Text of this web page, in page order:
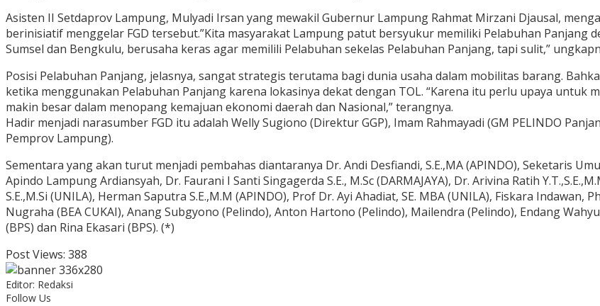
Asisten II Setdaprov Lampung, Mulyadi Irsan yang mewakil Gubernur Lampung Rahmat Mirzani Djausal,
berinisiatif menggelar FGD tersebut.”Kita masyarakat Lampung patut bersyukur memiliki Pelabuhan Panjang
Sumsel dan Bengkulu, berusaha keras agar memilili Pelabuhan sekelas Pelabuhan Panjang, tapi sulit,”
Posisi Pelabuhan Panjang, jelasnya, sangat strategis terutama bagi dunia usaha dalam mobilitas barang.
ketika menggunakan Pelabuhan Panjang karena lokasinya dekat dengan TOL. “Karena itu perlu upaya
makin besar dalam menopang kemajuan ekonomi daerah dan Nasional,” terangnya.
Hadir menjadi narasumber FGD itu adalah Welly Sugiono (Direktur GGP), Imam Rahmayadi (GM PELINDO
Pemprov Lampung).
Sementara yang akan turut menjadi pembahas diantaranya Dr. Andi Desfiandi, S.E.,MA (APINDO), Seketaris
Apindo Lampung Ardiansyah, Dr. Faurani I Santi Singagerda S.E., M.Sc (DARMAJAYA), Dr. Arivina Ratih
S.E.,M.Si (UNILA), Herman Saputra S.E.,M.M (APINDO), Prof Dr. Ayi Ahadiat, SE. MBA (UNILA), Fiskara Indawan,
Nugraha (BEA CUKAI), Anang Subgyono (Pelindo), Anton Hartono (Pelindo), Mailendra (Pelindo), Endang
(BPS) dan Rina Ekasari (BPS). (*)
Post Views: 388
Editor: Redaksi
Follow Us